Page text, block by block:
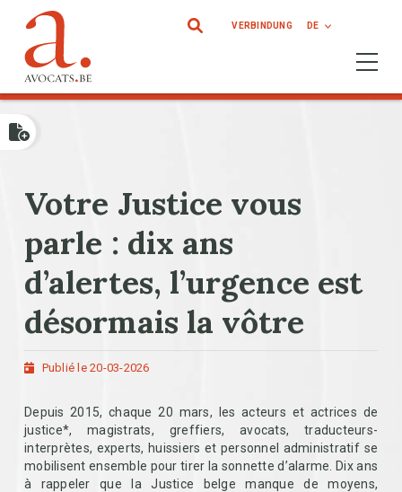
Direkt zum Inhalt
Ouvrir
VERBINDUNG DE
Votre Justice vous
parle : dix ans
d’alertes, l’urgence est
désormais la vôtre
Publié le 20-03-2026
Depuis 2015, chaque 20 mars, les acteurs et actrices de
justice*, magistrats, greffiers, avocats, traducteurs-
interprètes, experts, huissiers et personnel administratif se
mobilisent ensemble pour tirer la sonnette d’alarme. Dix ans
à rappeler que la Justice belge manque de moyens,